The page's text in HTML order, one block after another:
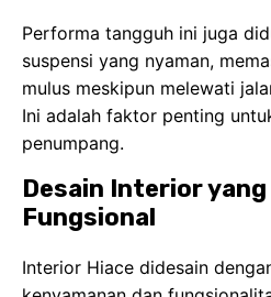
Performa tangguh ini juga
suspensi yang nyaman,
mulus meskipun melewati
Ini adalah faktor penting
penumpang.
Desain Interior
Fungsional
Interior Hiace didesain